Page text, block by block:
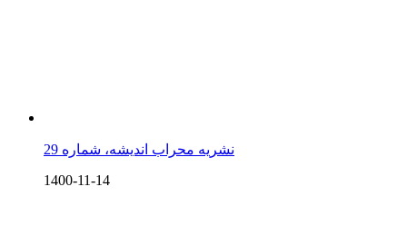
نشریه محراب اندیشه، شماره 29
1400-11-14